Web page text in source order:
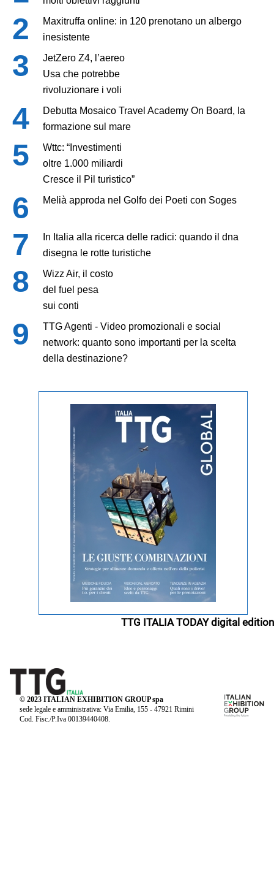
Maxitruffa online: in 120 prenotano un albergo
inesistente
JetZero Z4, l’aereo
Usa che potrebbe
rivoluzionare i voli
Debutta Mosaico Travel Academy On Board, la
formazione sul mare
Wttc: “Investimenti
oltre 1.000 miliardi
Cresce il Pil turistico”
Melià approda nel Golfo dei Poeti con Soges
In Italia alla ricerca delle radici: quando il dna
disegna le rotte turistiche
Wizz Air, il costo
del fuel pesa
sui conti
TTG Agenti - Video promozionali e social
network: quanto sono importanti per la scelta
della destinazione?
TTG ITALIA TODAY digital edition
© 2023 ITALIAN EXHIBITION GROUP spa
sede legale e amministrativa: Via Emilia, 155 - 47921 Rimini
Cod. Fisc./P.Iva 00139440408.